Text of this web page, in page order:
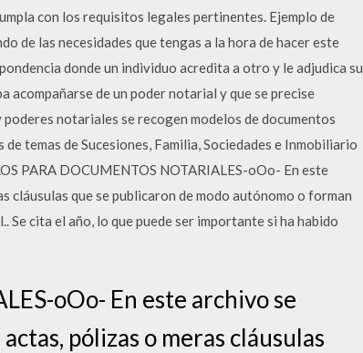
con los requisitos legales pertinentes. Ejemplo de
de las necesidades que tengas a la hora de hacer este
donde un individuo acredita a otro y le adjudica su
acompañarse de un poder notarial y que se precise
notariales se recogen modelos de documentos
temas de Sucesiones, Familia, Sociedades e Inmobiliario
PARA DOCUMENTOS NOTARIALES-oOo- En este
cláusulas que se publicaron de modo autónomo o forman
cita el año, lo que puede ser importante si ha habido
oOo- En este archivo se
pólizas o meras cláusulas